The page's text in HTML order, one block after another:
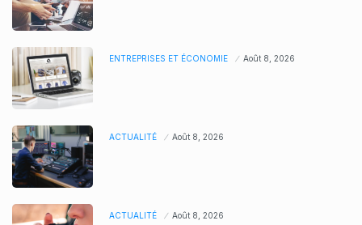
ENTREPRISES ET ÉCONOMIE Août 8, 2026
ACTUALITÉ Août 8, 2026
ACTUALITÉ Août 8, 2026